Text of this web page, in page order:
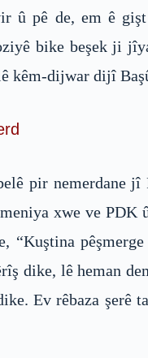
pê de, em ê
bike beşek ji
kêm-dijwar dijî
pir nemerdane
xwe ve PDK
dike, lê heman
Ev rêbaza şerê